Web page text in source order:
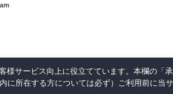
サービス向上に役立てています。本欄の「
所在する方については必ず）ご利用前に当